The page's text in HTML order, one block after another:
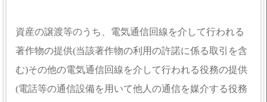
資産の譲渡等のうち、電気通信回線を介して行われる
著作物の提供(当該著作物の利用の許諾に係る取引を含
む)その他の電気通信回線を介して行われる役務の提供
(電話等の通信設備を用いて他人の通信を媒介する役務